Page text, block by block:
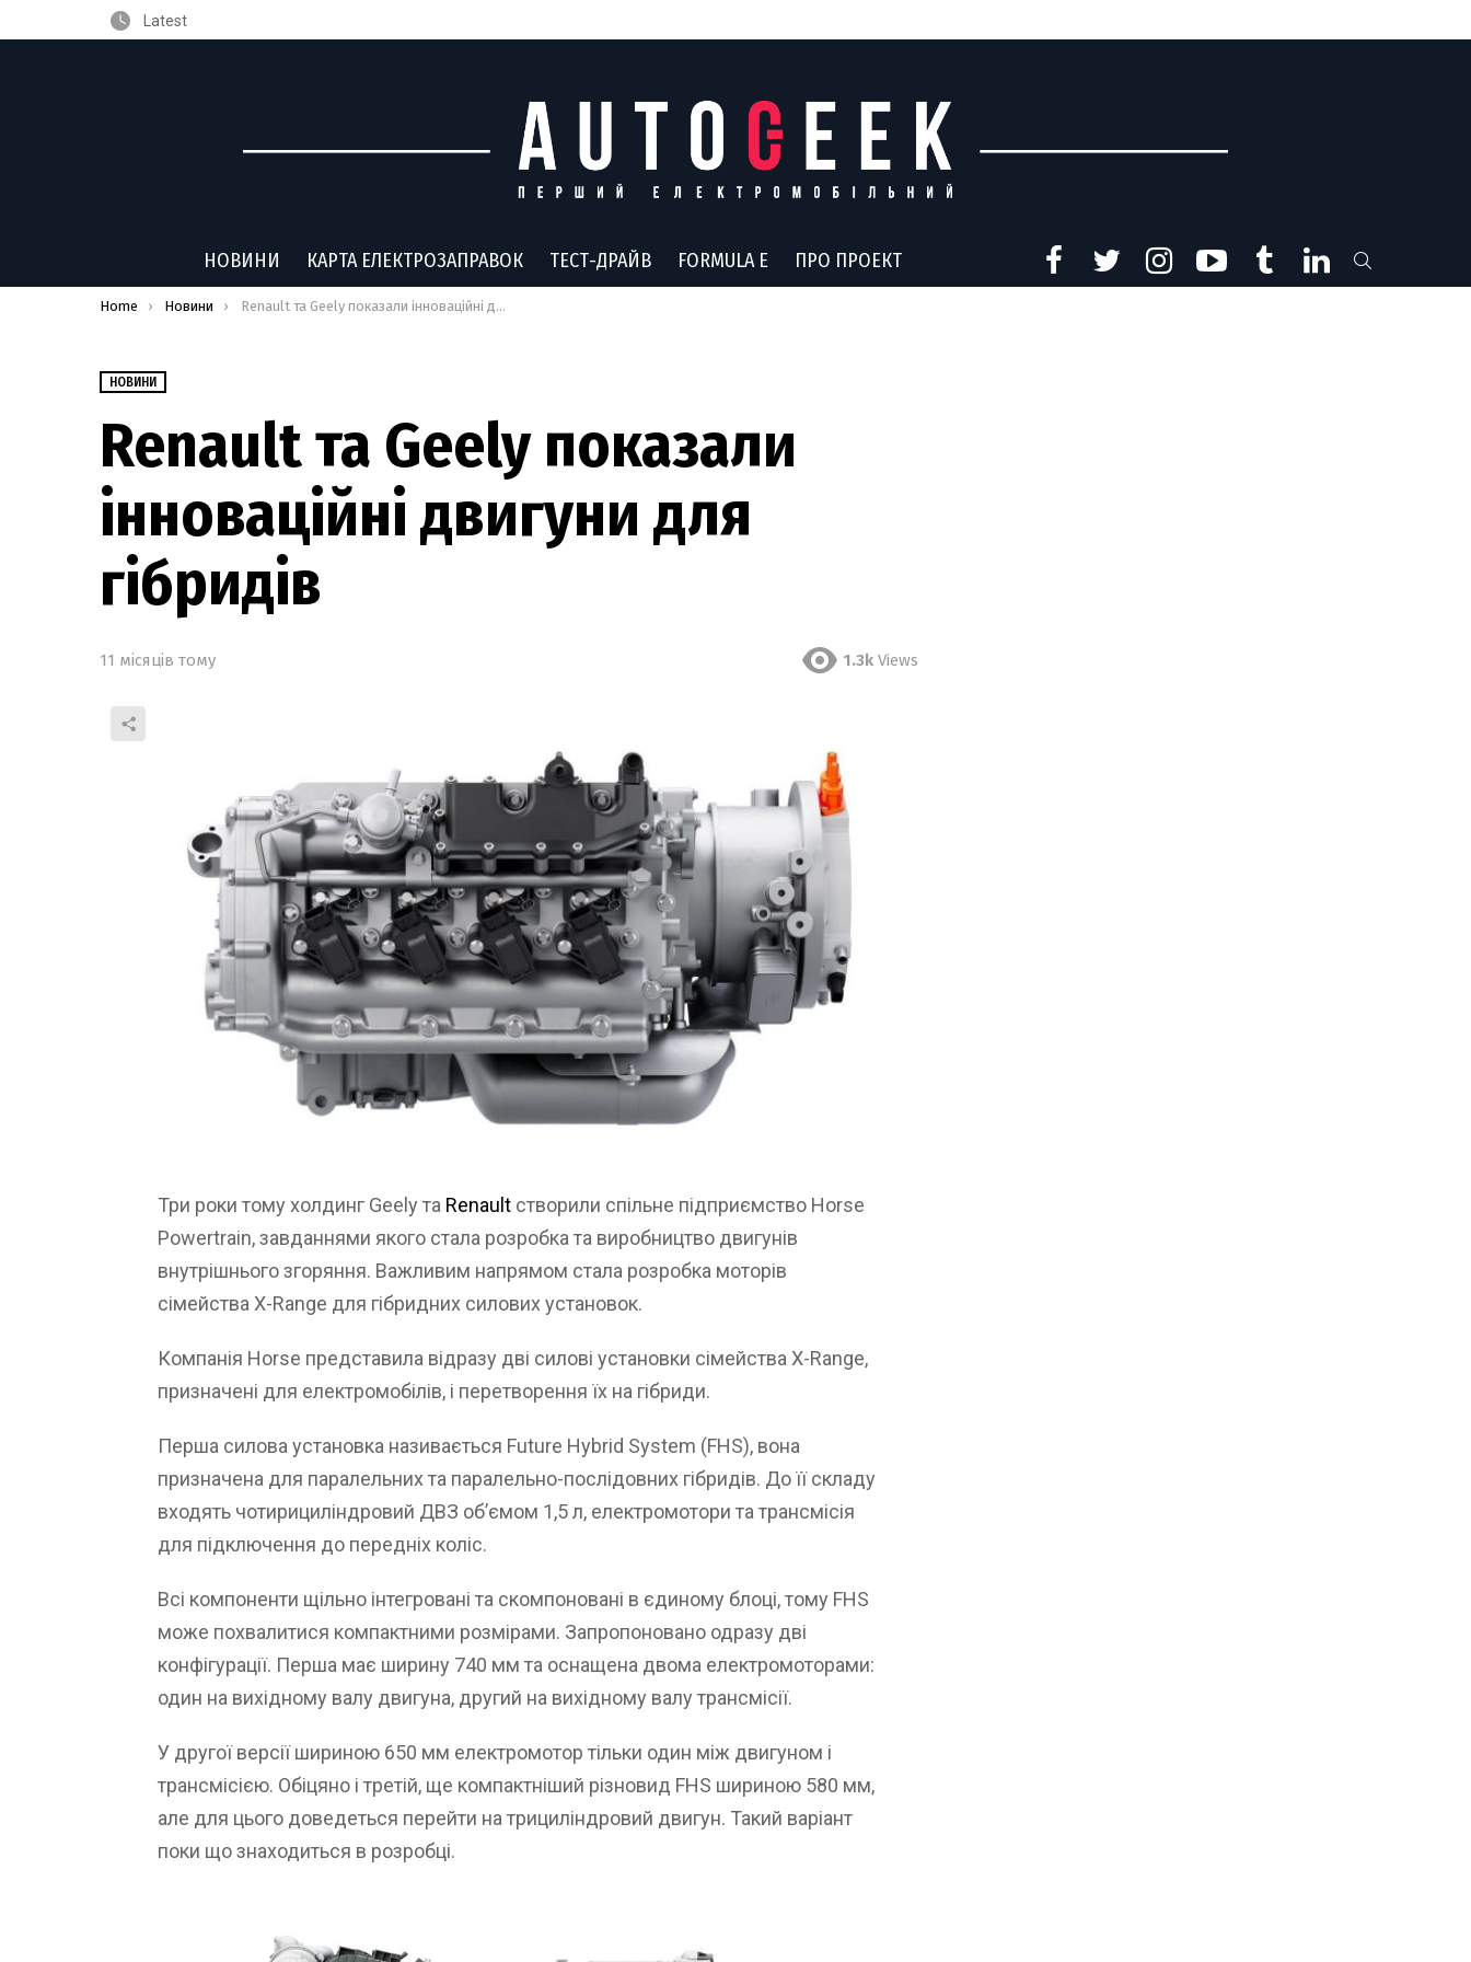
Latest
НОВИНИ КАРТА ЕЛЕКТРОЗАПРАВОК ТЕСТ-ДРАЙВ FORMULA E ПРО ПРОЕКТ
You are here:
Home Новини Renault та Geely показали інноваційні двигуни для гібридів
НОВИНИ
Renault та Geely показали
інноваційні двигуни для
гібридів
11 місяців тому 1.3k Views
Три роки тому холдинг Geely та Renault створили спільне підприємство Horse
Powertrain, завданнями якого стала розробка та виробництво двигунів
внутрішнього згоряння. Важливим напрямом стала розробка моторів
сімейства X-Range для гібридних силових установок.
Компанія Horse представила відразу дві силові установки сімейства X-Range,
призначені для електромобілів, і перетворення їх на гібриди.
Перша силова установка називається Future Hybrid System (FHS), вона
призначена для паралельних та паралельно-послідовних гібридів. До її складу
входять чотирициліндровий ДВЗ об’ємом 1,5 л, електромотори та трансмісія
для підключення до передніх коліс.
Всі компоненти щільно інтегровані та скомпоновані в єдиному блоці, тому FHS
може похвалитися компактними розмірами. Запропоновано одразу дві
конфігурації. Перша має ширину 740 мм та оснащена двома електромоторами:
один на вихідному валу двигуна, другий на вихідному валу трансмісії.
У другої версії шириною 650 мм електромотор тільки один між двигуном і
трансмісією. Обіцяно і третій, ще компактніший різновид FHS шириною 580 мм,
але для цього доведеться перейти на трициліндровий двигун. Такий варіант
поки що знаходиться в розробці.